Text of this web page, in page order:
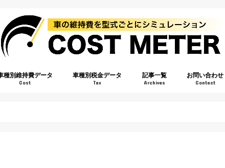
種別維持費データ
Cost
車種別税金データ
Tax
記事一覧
Archives
お問い合わせ
Contact